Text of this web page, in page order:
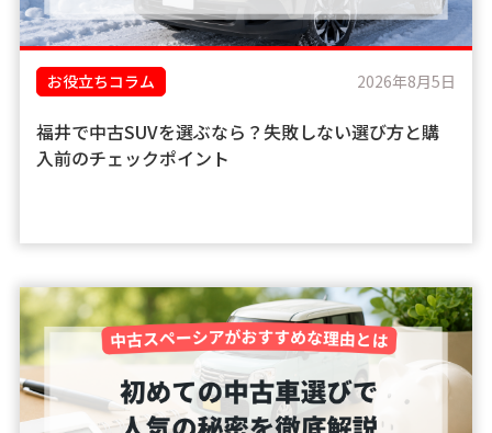
お役立ちコラム 2026年8月5日
福井で中古SUVを選ぶなら？失敗しない選び方と購
入前のチェックポイント